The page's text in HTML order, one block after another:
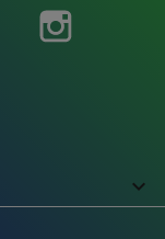
Pinterest
